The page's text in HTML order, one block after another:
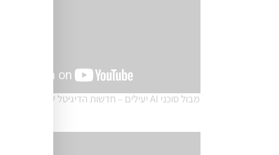
מבול סוכני AI יעילים – חדשות הדיגיטל לניהול שיווק אוגוסט 2025